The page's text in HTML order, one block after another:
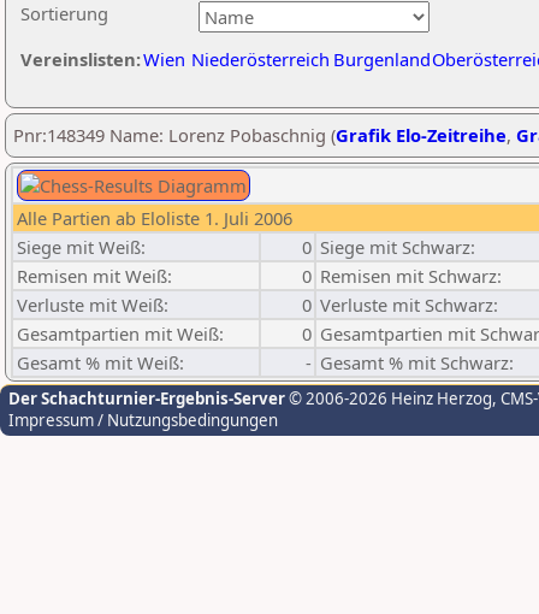
Sortierung
Vereinslisten:Wien Niederösterreich Burgenland
Pnr:148349 Name: Lorenz Pobaschnig (Grafik Elo-Zeitreihe,
Alle Partien ab Eloliste 1. Juli 2006
Siege mit Weiß:
0 Siege mit Schwarz:
Remisen mit Weiß:
0 Remisen mit Schwarz:
Verluste mit Weiß:
0 Verluste mit Schwarz:
Gesamtpartien mit Weiß:
0 Gesamtpartien mit
Gesamt % mit Weiß:
- Gesamt % mit Schwarz:
Der Schachturnier-Ergebnis-Server© 2006-2026 Heinz Herzog,
Impressum / Nutzungsbedingungen